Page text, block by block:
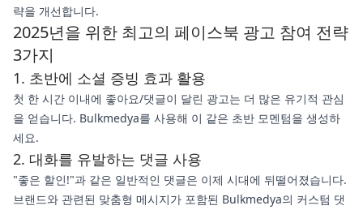
략을 개선합니다.
2025년을 위한 최고의 페이스북 광고 참여 전략
3가지
1. 초반에 소셜 증빙 효과 활용
첫 한 시간 이내에 좋아요/댓글이 달린 광고는 더 많은 유기적 관심
을 얻습니다. Bulkmedya를 사용해 이 같은 초반 모멘텀을 생성하
세요.
2. 대화를 유발하는 댓글 사용
"좋은 할인!"과 같은 일반적인 댓글은 이제 시대에 뒤떨어졌습니다.
브랜드와 관련된 맞춤형 메시지가 포함된 Bulkmedya의 커스텀 댓